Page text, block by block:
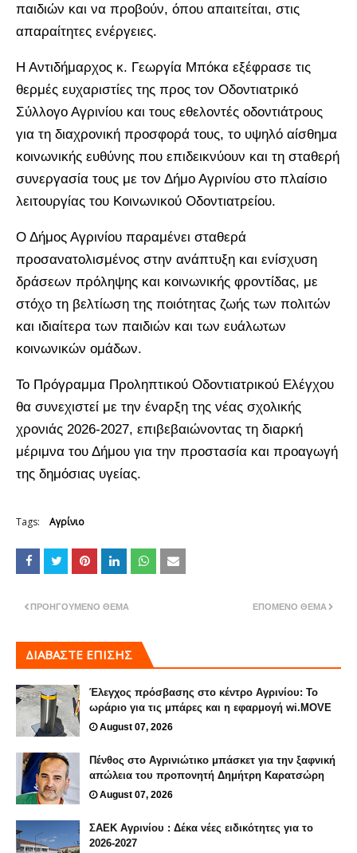
παιδιών και να προβούν, όπου απαιτείται, στις
απαραίτητες ενέργειες.
Η Αντιδήμαρχος κ. Γεωργία Μπόκα εξέφρασε τις
θερμές ευχαριστίες της προς τον Οδοντιατρικό
Σύλλογο Αγρινίου και τους εθελοντές οδοντιάτρους
για τη διαχρονική προσφορά τους, το υψηλό αίσθημα
κοινωνικής ευθύνης που επιδεικνύουν και τη σταθερή
συνεργασία τους με τον Δήμο Αγρινίου στο πλαίσιο
λειτουργίας του Κοινωνικού Οδοντιατρείου.
Ο Δήμος Αγρινίου παραμένει σταθερά
προσανατολισμένος στην ανάπτυξη και ενίσχυση
δράσεων πρόληψης και κοινωνικής φροντίδας, με
στόχο τη βελτίωση της ποιότητας ζωής των πολιτών
και ιδιαίτερα των παιδιών και των ευάλωτων
κοινωνικών ομάδων.
Το Πρόγραμμα Προληπτικού Οδοντιατρικού Ελέγχου
θα συνεχιστεί με την έναρξη της νέας σχολικής
χρονιάς 2026-2027, επιβεβαιώνοντας τη διαρκή
μέριμνα του Δήμου για την προστασία και προαγωγή
της δημόσιας υγείας.
Tags: Αγρίνιο
ΕΠΌΜΕΝΟ ΘΈΜΑ
ΠΡΟΗΓΟΎΜΕΝΟ ΘΈΜΑ
ΔΙΑΒΑΣΤΕ ΕΠΙΣΗΣ
Έλεγχος πρόσβασης στο κέντρο Αγρινίου: Το
ωράριο για τις μπάρες και η εφαρμογή wi.MOVE
August 07, 2026
Πένθος στο Αγρινιώτικο μπάσκετ για την ξαφνική
απώλεια του προπονητή Δημήτρη Καρατσώρη
August 07, 2026
ΣΑΕΚ Αγρινίου : Δέκα νέες ειδικότητες για το
2026-2027